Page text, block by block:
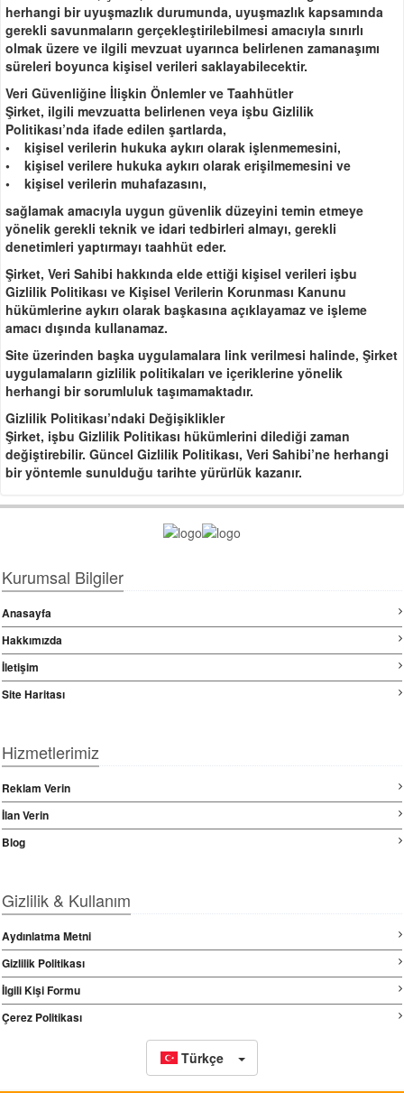
herhangi bir uyuşmazlık durumunda, uyuşmazlık kapsamında
gerekli savunmaların gerçekleştirilebilmesi amacıyla sınırlı
olmak üzere ve ilgili mevzuat uyarınca belirlenen zamanaşımı
süreleri boyunca kişisel verileri saklayabilecektir.
Veri Güvenliğine İlişkin Önlemler ve Taahhütler
Şirket, ilgili mevzuatta belirlenen veya işbu Gizlilik
Politikası’nda ifade edilen şartlarda,
• kişisel verilerin hukuka aykırı olarak işlenmemesini,
• kişisel verilere hukuka aykırı olarak erişilmemesini ve
• kişisel verilerin muhafazasını,
sağlamak amacıyla uygun güvenlik düzeyini temin etmeye
yönelik gerekli teknik ve idari tedbirleri almayı, gerekli
denetimleri yaptırmayı taahhüt eder.
Şirket, Veri Sahibi hakkında elde ettiği kişisel verileri işbu
Gizlilik Politikası ve Kişisel Verilerin Korunması Kanunu
hükümlerine aykırı olarak başkasına açıklayamaz ve işleme
amacı dışında kullanamaz.
Site üzerinden başka uygulamalara link verilmesi halinde, Şirket
uygulamaların gizlilik politikaları ve içeriklerine yönelik
herhangi bir sorumluluk taşımamaktadır.
Gizlilik Politikası’ndaki Değişiklikler
Şirket, işbu Gizlilik Politikası hükümlerini dilediği zaman
değiştirebilir. Güncel Gizlilik Politikası, Veri Sahibi’ne herhangi
bir yöntemle sunulduğu tarihte yürürlük kazanır.
Kurumsal Bilgiler
Anasayfa
Hakkımızda
İletişim
Site Haritası
Hizmetlerimiz
Reklam Verin
İlan Verin
Blog
Gizlilik & Kullanım
Aydınlatma Metni
Gizlilik Politikası
İlgili Kişi Formu
Çerez Politikası
Türkçe